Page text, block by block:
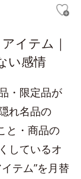
イテム｜
い感情
・限定品が
れ名品の
と・商品の
しているオ
テム”を月替